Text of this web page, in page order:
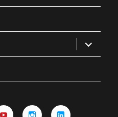
sous-
ouvrir
le
sous-